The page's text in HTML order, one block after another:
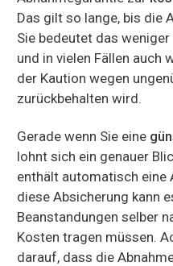
Das gilt so lange, bis die
Sie bedeutet das
und in vielen Fällen auch
der Kaution wegen
zurückbehalten wird.
Gerade wenn Sie eine
lohnt sich ein genauer
enthält automatisch eine
diese Absicherung kann
Beanstandungen selber
Kosten tragen müssen.
darauf, dass die